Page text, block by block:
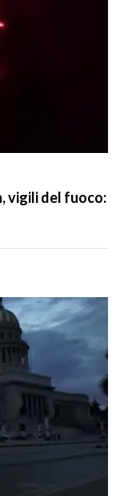
vigili del fuoco: